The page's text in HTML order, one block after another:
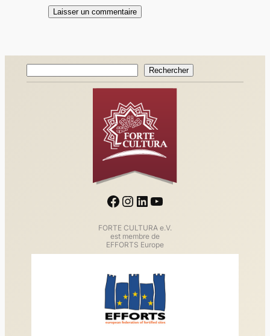
Rechercher
Facebook Instagram LinkedIn YouTube
FORTE CULTURA e.V.
est membre de
EFFORTS Europe